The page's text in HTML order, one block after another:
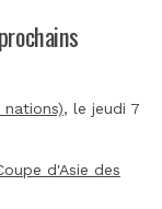
nations), le jeudi 7
d'Asie des